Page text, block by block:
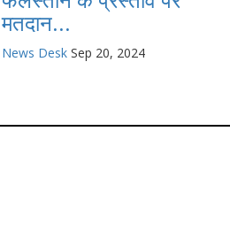
मतदान...
News Desk Sep 20, 2024